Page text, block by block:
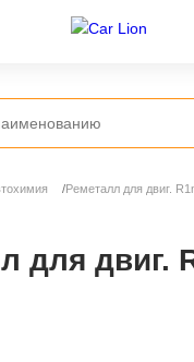
Реметалл для двиг.
для двиг.